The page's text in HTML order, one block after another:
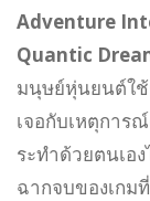
Adventure
Quantic
มนุษย์หุ่นยนต์ใ
เจอกับเหตุการ
ระทำด้วยตนเอ
ฉากจบของเกม